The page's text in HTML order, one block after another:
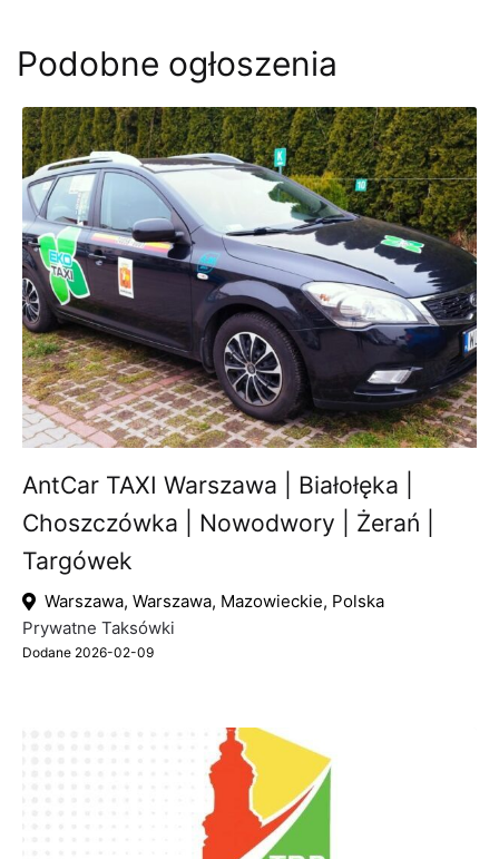
Podobne ogłoszenia
AntCar TAXI Warszawa | Białołęka |
Choszczówka | Nowodwory | Żerań |
Targówek
Warszawa, Warszawa, Mazowieckie, Polska
Prywatne Taksówki
Dodane 2026-02-09